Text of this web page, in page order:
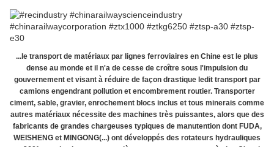
...le transport de matériaux par lignes ferroviaires en Chine est le plus
dense au monde et il n'a de cesse de croître sous l'impulsion du
gouvernement et visant à réduire de façon drastique ledit transport par
camions engendrant pollution et encombrement routier. Transporter
ciment, sable, gravier, enrochement blocs inclus et tous minerais comme
autres matériaux nécessite des machines très puissantes, alors que des
fabricants de grandes chargeuses typiques de manutention dont FUDA,
WEISHENG et MINGONG(...) ont développés des rotateurs hydrauliques